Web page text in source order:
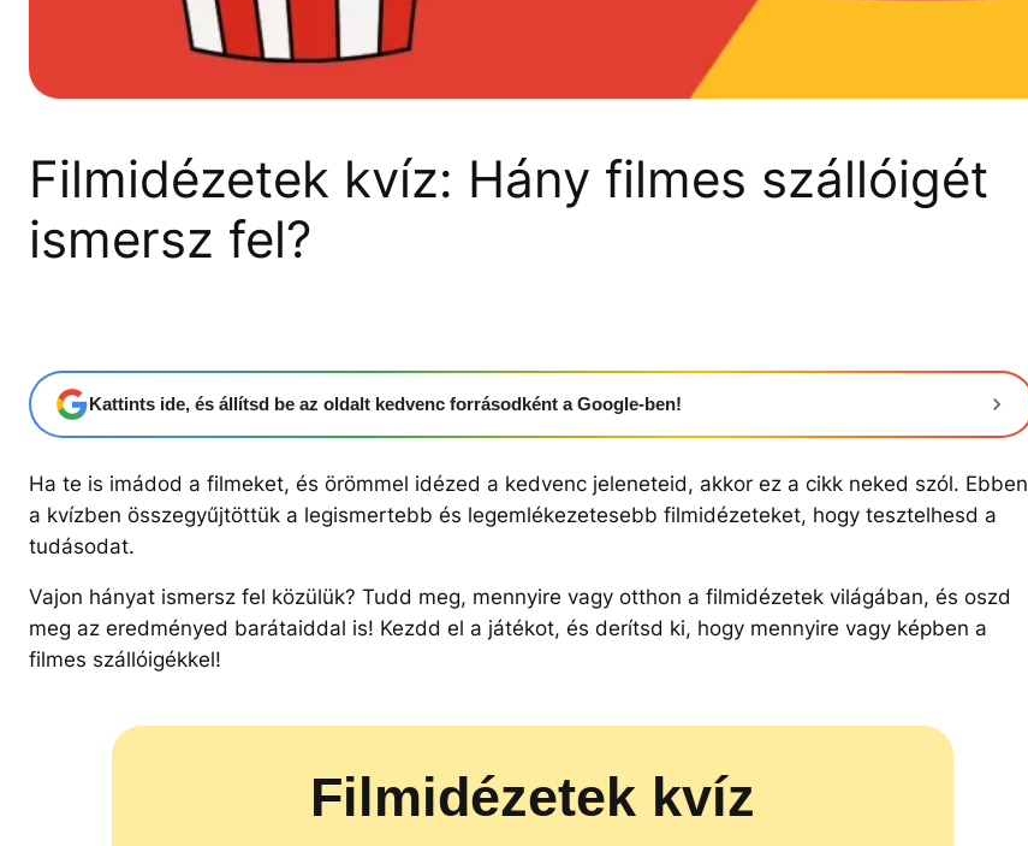
Filmidézetek kvíz: Hány filmes szállóigét
ismersz fel?
Kattints ide, és állítsd be az oldalt kedvenc forrásodként a Google-ben!
Ha te is imádod a filmeket, és örömmel idézed a kedvenc jeleneteid, akkor ez a cikk neked szól. Ebben
a kvízben összegyűjtöttük a legismertebb és legemlékezetesebb filmidézeteket, hogy tesztelhesd a
tudásodat.
Vajon hányat ismersz fel közülük? Tudd meg, mennyire vagy otthon a filmidézetek világában, és oszd
meg az eredményed barátaiddal is! Kezdd el a játékot, és derítsd ki, hogy mennyire vagy képben a
filmes szállóigékkel!
Filmidézetek kvíz